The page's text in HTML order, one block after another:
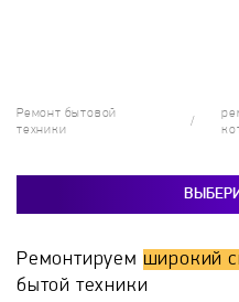
Ремонт бытовой
техники
Ремонтируем широкий
бытой техники